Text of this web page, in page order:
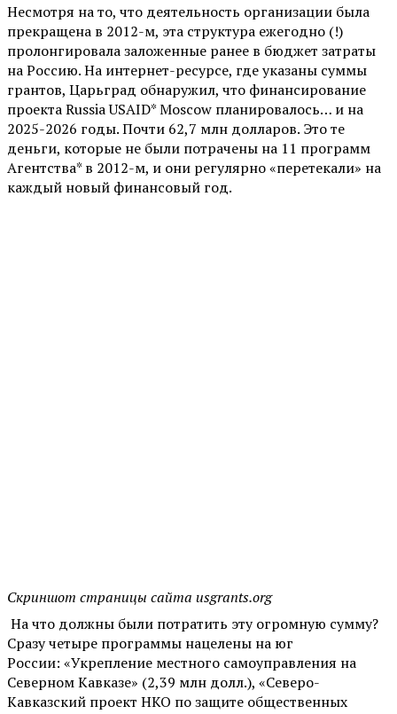
Несмотря на то, что деятельность организации была
прекращена в 2012-м, эта структура ежегодно (!)
пролонгировала заложенные ранее в бюджет затраты
на Россию. На интернет-ресурсе, где указаны суммы
грантов, Царьград обнаружил, что финансирование
проекта Russia USAID* Moscow планировалось… и на
2025-2026 годы. Почти 62,7 млн долларов. Это те
деньги, которые не были потрачены на 11 программ
Агентства* в 2012-м, и они регулярно «перетекали» на
каждый новый финансовый год.
Скриншот страницы сайта usgrants.org
На что должны были потратить эту огромную сумму?
Сразу четыре программы нацелены на юг
России: «Укрепление местного самоуправления на
Северном Кавказе» (2,39 млн долл.), «Северо-
Кавказский проект НКО по защите общественных